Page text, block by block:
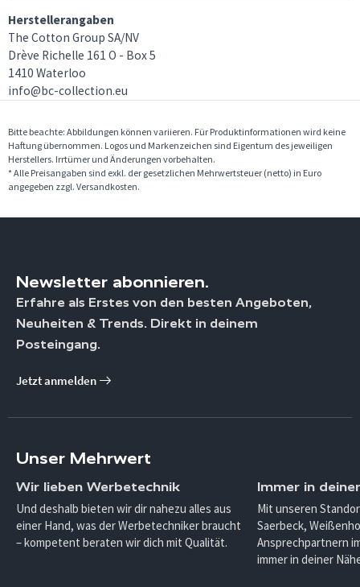
Herstellerangaben
The Cotton Group SA/NV
Drève Richelle 161 O - Box 5
1410 Waterloo
info@bc-collection.eu
Bitte beachte: Abbildungen können variieren. Für Produktinformationen wird keine
Haftung übernommen. Logos und Markenzeichen sind Eigentum des jeweiligen
Herstellers. Irrtümer und Änderungen vorbehalten.
* Alle Preisangaben sind exkl. der gesetzlichen Mehrwertsteuer (netto) in Euro
angegeben zzgl. Versandkosten.
Newsletter abonnieren.
Erfahre als Erstes von den besten Angeboten,
Neuheiten & Trends. Direkt in deinem
Posteingang.
Jetzt anmelden
Unser Mehrwert
Wir lieben Werbetechnik
Und deshalb bieten wir dir nahezu alles aus
einer Hand, was der Werbetechniker braucht
– kompetent beraten wir dich mit Qualität.
Immer in
Mit unseren
Saerbeck,
Ansprechpartnern
immer in deiner